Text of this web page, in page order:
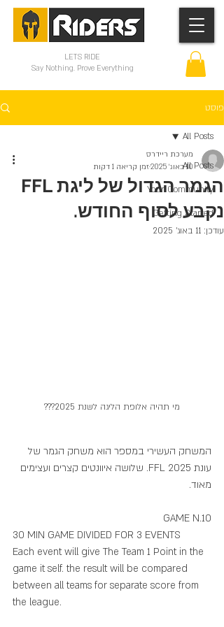
LETS RIDE
Say Nothing. Prove Everything
פוסט
All Posts
Your Community
Getting Started
All Posts
הגמר הגדול של ליגת FFL
נקבע לסוף החודש.
מערכת ריידרס
10 באוג׳ 2025
זמן קריאה 1 דקות
עודכן: 11 באוג׳ 2025
מי תהיה אלופת הליגה לשנת 2025???
המשחק העשירי במספר הוא משחק הגמר של
עונת FFL 2025. שלושה איוונטים קצרים ועצימים
מאוד.
GAME N.10
30 MIN GAME DIVIDED FOR 3 EVENTS
Each event will give The Team 1 Point in the
game it self. the result will be compared
between all teams for separate score from
the league.